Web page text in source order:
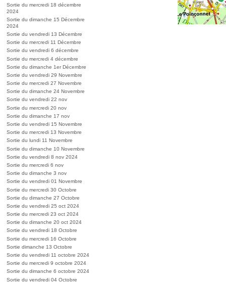
Sortie du mercredi 18 décembre
2024
Sortie du dimanche 15 Décembre
2024
Sortie du vendredi 13 Décembre
Sortie du mercredi 11 Décembre
Sortie du vendredi 6 décembre
Sortie du mercredi 4 décembre
Sortie du dimanche 1er Décembre
Sortie du vendredi 29 Novembre
Sortie du mercredi 27 Novembre
Sortie du dimanche 24 Novembre
Sortie du vendredi 22 nov
Sortie du mercredi 20 nov
Sortie du dimanche 17 nov
Sortie du vendredi 15 Novembre
Sortie du mercredi 13 Novembre
Sortie du lundi 11 Novembre
Sortie du dimanche 10 Novembre
Sortie du vendredi 8 nov 2024
Sortie du mercredi 6 nov
Sortie du dimanche 3 nov
Sortie du vendredi 01 Novembre
Sortie du mercredi 30 Octobre
Sortie du dimanche 27 Octobre
Sortie du vendredi 25 oct 2024
Sortie du mercredi 23 oct 2024
Sortie du dimanche 20 oct 2024
Sortie du vendredi 18 Octobre
Sortie du mercredi 16 Octobre
Sortie dimanche 13 Octobre
Sortie du vendredi 11 octobre 2024
Sortie du mercredi 9 octobre 2024
Sortie du dimanche 6 octobre 2024
Sortie du vendredi 04 Octobre